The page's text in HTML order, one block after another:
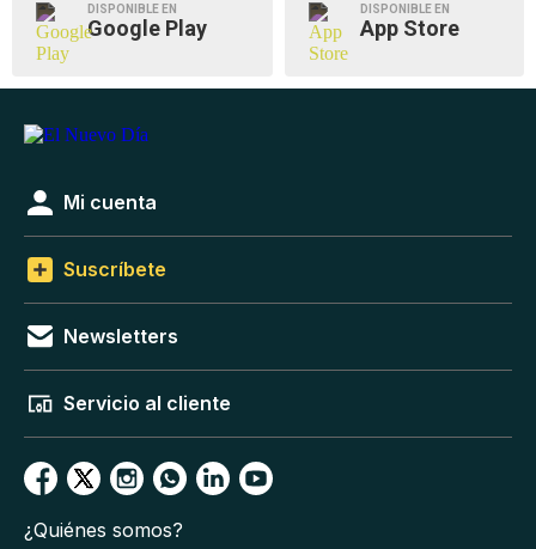
DISPONIBLE EN
Google Play
DISPONIBLE EN
App Store
Mi cuenta
Suscríbete
Newsletters
Servicio al cliente
¿Quiénes somos?